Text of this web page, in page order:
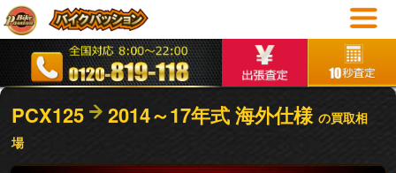
PCX125 2014～17年式 海外仕様の買取相
場